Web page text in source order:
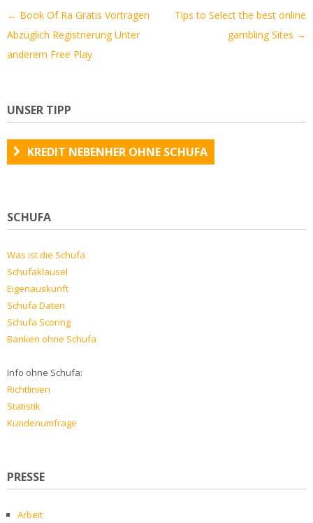
Artikel-
Navigation
← Book Of Ra Gratis Vortragen
Abzüglich Registrierung Unter
anderem Free Play
Tips to Select the best online
gambling Sites →
UNSER TIPP
KREDIT NEBENHER OHNE SCHUFA
SCHUFA
Was ist die Schufa
Schufaklausel
Eigenauskunft
Schufa Daten
Schufa Scoring
Banken ohne Schufa
Info ohne Schufa:
Richtlinien
Statistik
Kundenumfrage
PRESSE
Arbeit